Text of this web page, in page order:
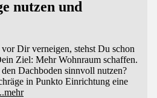
nutzen und
Dir verneigen, stehst Du schon
Ziel: Mehr Wohnraum schaffen.
Dachboden sinnvoll nutzen?
in Punkto Einrichtung eine
mehr